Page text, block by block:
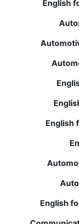
Kerem O.
Çevrimiçi kurslar
BWANS
değerli geri
dağarcığım
Elena T.
Ana dili İngilizce
oturumlar son
anlama
Kesinlikle
English
English
English